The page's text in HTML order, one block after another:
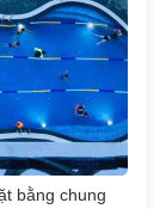
bằng chung